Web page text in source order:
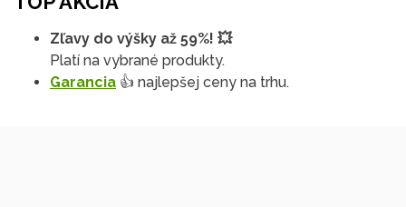
Reklamácia
Zľavy do výšky až 59%! 💥
Platí na vybrané produkty.
Garancia 👍 najlepšej ceny na trhu.
Viac informácií
Na našich webových stránkach používame niekoľko kategórií
Rozumiem